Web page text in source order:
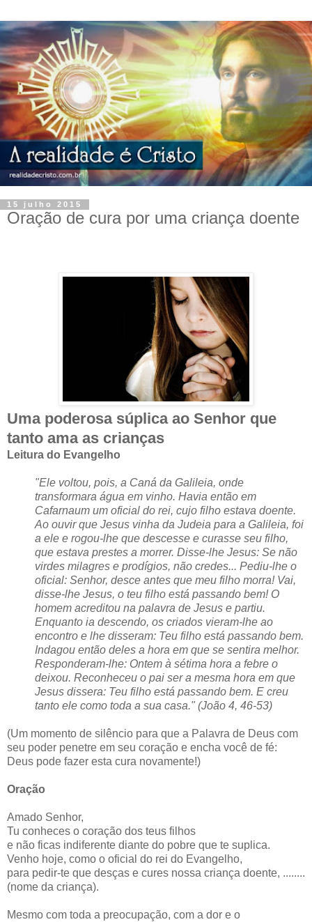
15 julho 2015
Oração de cura por uma criança doente
Uma poderosa súplica ao Senhor que
tanto ama as crianças
Leitura do Evangelho
"Ele voltou, pois, a Caná da Galileia, onde
transformara água em vinho. Havia então em
Cafarnaum um oficial do rei, cujo filho estava doente.
Ao ouvir que Jesus vinha da Judeia para a Galileia, foi
a ele e rogou-lhe que descesse e curasse seu filho,
que estava prestes a morrer. Disse-lhe Jesus: Se não
virdes milagres e prodígios, não credes... Pediu-lhe o
oficial: Senhor, desce antes que meu filho morra! Vai,
disse-lhe Jesus, o teu filho está passando bem! O
homem acreditou na palavra de Jesus e partiu.
Enquanto ia descendo, os criados vieram-lhe ao
encontro e lhe disseram: Teu filho está passando bem.
Indagou então deles a hora em que se sentira melhor.
Responderam-lhe: Ontem à sétima hora a febre o
deixou. Reconheceu o pai ser a mesma hora em que
Jesus dissera: Teu filho está passando bem. E creu
tanto ele como toda a sua casa." (João 4, 46-53)
(Um momento de silêncio para que a Palavra de Deus com
seu poder penetre em seu coração e encha você de fé:
Deus pode fazer esta cura novamente!)
Oração
Amado Senhor,
Tu conheces o coração dos teus filhos
e não ficas indiferente diante do pobre que te suplica.
Venho hoje, como o oficial do rei do Evangelho,
para pedir-te que desças e cures nossa criança doente, ........
(nome da criança).
Mesmo com toda a preocupação, com a dor e o